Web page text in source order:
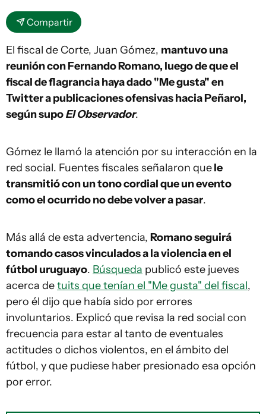
Compartir
El fiscal de Corte, Juan Gómez, mantuvo una
reunión con Fernando Romano, luego de que el
fiscal de flagrancia haya dado "Me gusta" en
Twitter a publicaciones ofensivas hacia Peñarol,
según supoEl Observador.
Gómez le llamó la atención por su interacción en la
red social. Fuentes fiscales señalaron quele
transmitió con un tono cordial que un evento
como el ocurrido no debe volver a pasar.
Más allá de esta advertencia, Romano seguirá
tomando casos vinculados a la violencia en el
fútbol uruguayo. Búsqueda publicó este jueves
acerca detuits que tenían el "Me gusta" del fiscal,
pero él dijo que había sido por errores
involuntarios. Explicó que revisa la red social con
frecuencia para estar al tanto de eventuales
actitudes o dichos violentos, en el ámbito del
fútbol, y que pudiese haber presionado esa opción
por error.